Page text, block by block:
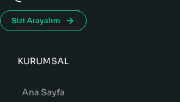
Sizi Arayalım
KURUMSAL
Ana Sayfa